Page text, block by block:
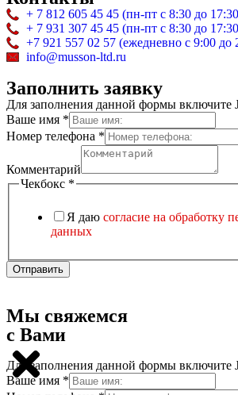
+ 7 812 605 45 45 (пн-пт с 8:30 до
+ 7 931 307 45 45 (пн-пт с 8:30 до
+7 921 557 02 57 (ежедневно с 9:00 до
info@musson-ltd.ru
Заполнить заявку
Для заполнения данной формы включите
Ваше имя *
Ваше
поле
Номер телефона *
Комментарий
Чекбокс *
Я даю согласие на обработку
данных
Отправить
Мы свяжемся
с Вами
Для заполнения данной формы включите
Скрытое
Ваше имя *